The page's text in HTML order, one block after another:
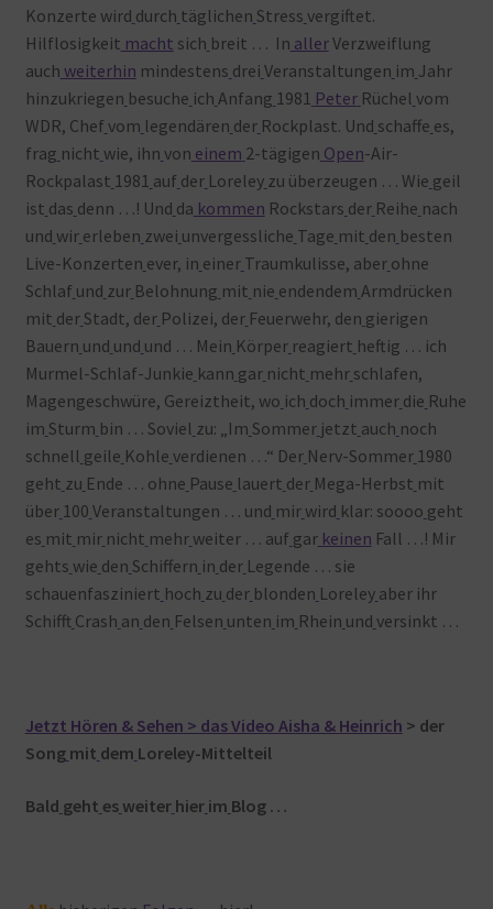
Konzerte wird durch täglichen Stress vergiftet.
Hilflosigkeit macht sich breit … In allerVerzweiflung
auch weiterhin mindestens drei Veranstaltungen im Jahr
hinzukriegen besuche ich Anfang 1981 Peter Rüchel vom
WDR, Chef vom legendären der Rockplast. Und schaffe es,
frag nicht wie, ihn von einem 2-tägigen Open-Air-
Rockpalast 1981 auf der Loreley zu überzeugen … Wie geil
ist das denn …! Und da kommen Rockstars der Reihe nach
und wir erleben zwei unvergessliche Tage mit den besten
Live-Konzerten ever, in einer Traumkulisse, aber ohne
Schlaf und zur Belohnung mit nie endendem Armdrücken
mit der Stadt, der Polizei, der Feuerwehr, den gierigen
Bauern und und und … Mein Körper reagiert heftig … ich
Murmel-Schlaf-Junkie kann gar nicht mehr schlafen,
Magengeschwüre, Gereiztheit, wo ich doch immer die Ruhe
im Sturm bin … Soviel zu: „Im Sommer jetzt auch noch
schnell geile Kohle verdienen …“ Der Nerv-Sommer 1980
geht zu Ende … ohne Pause lauert der Mega-Herbst mit
über 100 Veranstaltungen … und mir wird klar: soooo geht
es mit mir nicht mehr weiter … auf garkeinen Fall …! Mir
gehts wie den Schiffern in der Legende … sie
schauenfasziniert hoch zu der blonden Loreley aber ihr
Schifft Crash an den Felsen unten im Rhein und versinkt …
Jetzt Hören & Sehen > das Video Aisha & Heinrich > der
Song mit dem Loreley-Mittelteil
Bald geht es weiter hier im Blog …